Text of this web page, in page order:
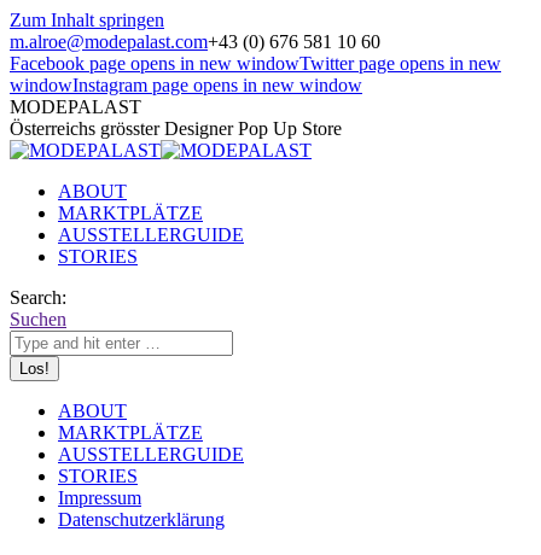
Zum Inhalt springen
m.alroe@modepalast.com+43 (0) 676 581 10 60
Facebook page opens in new windowTwitter page opens in new
windowInstagram page opens in new window
MODEPALAST
Österreichs grösster Designer Pop Up Store
ABOUT
MARKTPLÄTZE
AUSSTELLERGUIDE
STORIES
Search:
Suchen
ABOUT
MARKTPLÄTZE
AUSSTELLERGUIDE
STORIES
Impressum
Datenschutzerklärung